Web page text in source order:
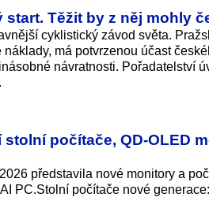
Těžit by z něj mohly
cyklistický závod světa.
má potvrzenou účast
návratnosti. Pořadatelství
stolní počítače, QD-OLED
představila nové monitory a
PC.Stolní počítače nové